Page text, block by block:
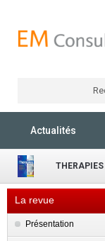
Actualités
THERAPIES
La revue
Présentation